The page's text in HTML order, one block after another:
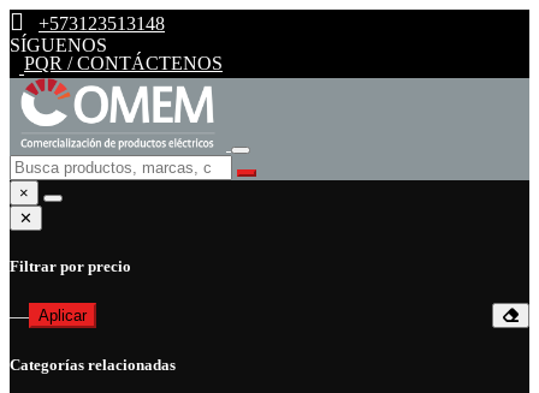
+573123513148
SÍGUENOS
PQR / CONTÁCTENOS
×
✕
Filtrar por precio
— Aplicar
Categorías relacionadas